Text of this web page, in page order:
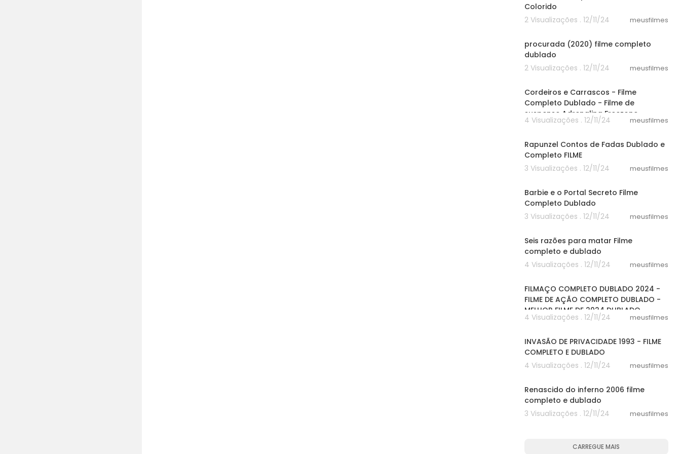
Colorido
2 Visualizações . 12/11/24
meusfilmes
procurada (2020) filme completo
dublado
2 Visualizações . 12/11/24
meusfilmes
Cordeiros e Carrascos - Filme
Completo Dublado - Filme de
suspense Adrenalina Freezone
4 Visualizações . 12/11/24 meusfilmes
Rapunzel Contos de Fadas Dublado e
Completo FILME
3 Visualizações . 12/11/24
meusfilmes
Barbie e o Portal Secreto Filme
Completo Dublado
3 Visualizações . 12/11/24
meusfilmes
Seis razões para matar Filme
completo e dublado
4 Visualizações . 12/11/24
meusfilmes
FILMAÇO COMPLETO DUBLADO 2024 -
FILME DE AÇÃO COMPLETO DUBLADO -
MELHOR FILME DE 2024 DUBLADO
4 Visualizações . 12/11/24 meusfilmes
INVASÃO DE PRIVACIDADE 1993 - FILME
COMPLETO E DUBLADO
4 Visualizações . 12/11/24
meusfilmes
Renascido do inferno 2006 filme
completo e dublado
3 Visualizações . 12/11/24
meusfilmes
CARREGUE MAIS